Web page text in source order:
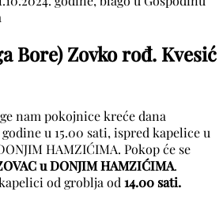
Bore) Zovko rođ. Kvesić
nam pokojnice kreće dana
godine u 15.00 sati, ispred kapelice u
HAMZIĆIMA. Pokop će se
u DONJIM HAMZIĆIMA.
od groblja od 14.00 sati.